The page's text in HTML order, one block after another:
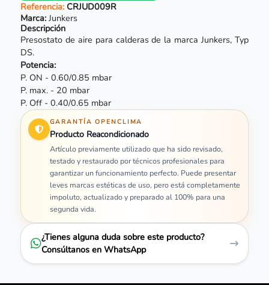
Referencia:CRJUD009R
Marca: Junkers
Descripción
Presostato de aire para calderas de la marcaJunkers, Typ
DS.
Potencia:
P. ON - 0.60/0.85 mbar
P. max. - 20 mbar
P. Off - 0.40/0.65 mbar
GARANTÍA OPENCLIMA
Producto Reacondicionado
Artículo previamente utilizado que ha sido revisado,
testado y restaurado por técnicos profesionales para
garantizar un funcionamiento perfecto. Puede presentar
leves marcas estéticas de uso, pero está completamente
impoluto, actualizado y preparado al 100% para una
segunda vida.
¿Tienes alguna duda sobre este producto?
Consúltanos en WhatsApp